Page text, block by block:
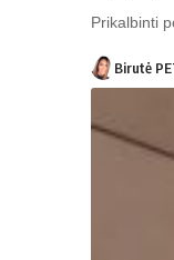
Prikalbinti
Birutė